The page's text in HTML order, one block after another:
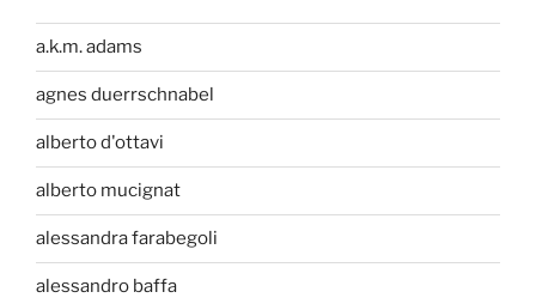
a.k.m. adams
agnes duerrschnabel
alberto d'ottavi
alberto mucignat
alessandra farabegoli
alessandro baffa